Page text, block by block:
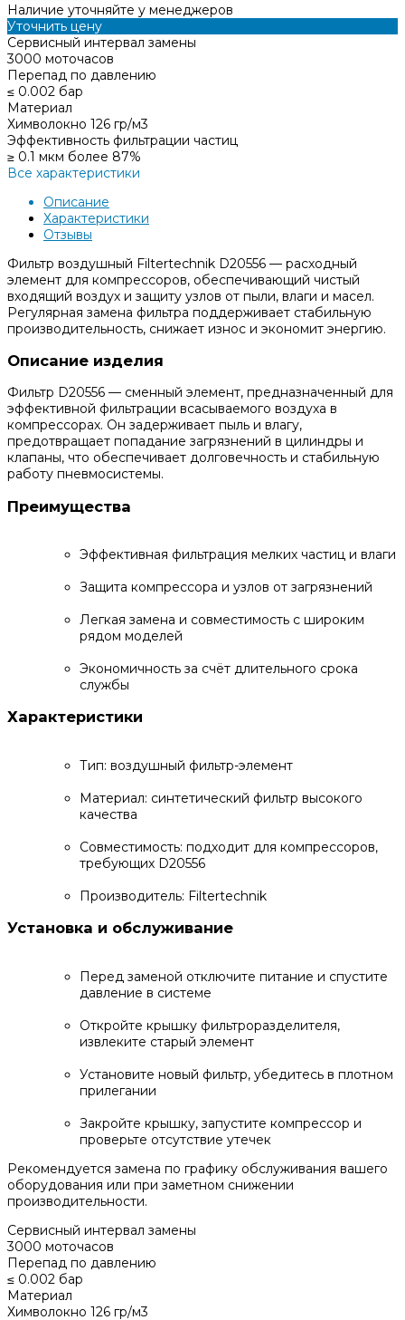
Наличие уточняйте у менеджеров
Уточнить цену
Сервисный интервал замены
3000 моточасов
Перепад по давлению
≤ 0.002 бар
Материал
Химволокно 126 гр/м3
Эффективность фильтрации частиц
≥ 0.1 мкм более 87%
Все характеристики
Описание
Характеристики
Отзывы
Фильтр воздушный Filtertechnik D20556 — расходный
элемент для компрессоров, обеспечивающий чистый
входящий воздух и защиту узлов от пыли, влаги и масел.
Регулярная замена фильтра поддерживает стабильную
производительность, снижает износ и экономит энергию.
Описание изделия
Фильтр D20556 — сменный элемент, предназначенный для
эффективной фильтрации всасываемого воздуха в
компрессорах. Он задерживает пыль и влагу,
предотвращает попадание загрязнений в цилиндры и
клапаны, что обеспечивает долговечность и стабильную
работу пневмосистемы.
Преимущества
Эффективная фильтрация мелких частиц и влаги
Защита компрессора и узлов от загрязнений
Легкая замена и совместимость с широким
рядом моделей
Экономичность за счёт длительного срока
службы
Характеристики
Тип: воздушный фильтр-элемент
Материал: синтетический фильтр высокого
качества
Совместимость: подходит для компрессоров,
требующих D20556
Производитель: Filtertechnik
Установка и обслуживание
Перед заменой отключите питание и спустите
давление в системе
Откройте крышку фильтроразделителя,
извлеките старый элемент
Установите новый фильтр, убедитесь в плотном
прилегании
Закройте крышку, запустите компрессор и
проверьте отсутствие утечек
Рекомендуется замена по графику обслуживания вашего
оборудования или при заметном снижении
производительности.
Сервисный интервал замены
3000 моточасов
Перепад по давлению
≤ 0.002 бар
Материал
Химволокно 126 гр/м3